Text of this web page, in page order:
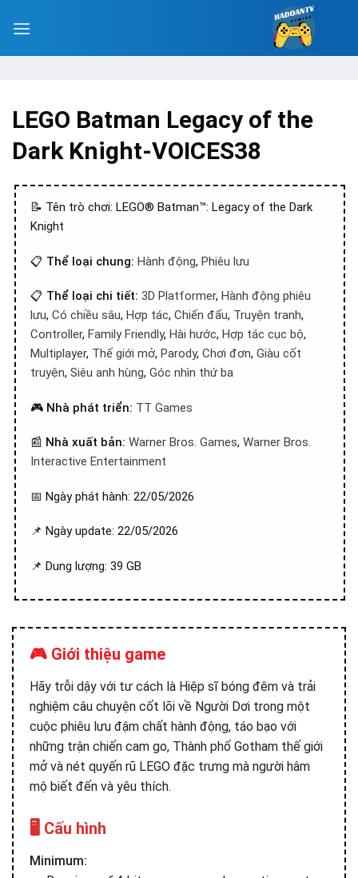
LEGO Batman Legacy of the
Dark Knight-VOICES38
📝 Tên trò chơi: LEGO® Batman™: Legacy of the Dark
Knight
📋 Thể loại chung: Hành động, Phiêu lưu
📋 Thể loại chi tiết: 3D Platformer, Hành động phiêu
lưu, Có chiều sâu, Hợp tác, Chiến đấu, Truyện tranh,
Controller, Family Friendly, Hài hước, Hợp tác cục bộ,
Multiplayer, Thế giới mở, Parody, Chơi đơn, Giàu cốt
truyện, Siêu anh hùng, Góc nhìn thứ ba
🎮 Nhà phát triển: TT Games
📰 Nhà xuất bản: Warner Bros. Games, Warner Bros.
Interactive Entertainment
📅 Ngày phát hành: 22/05/2026
📌 Ngày update: 22/05/2026
📌 Dung lượng: 39 GB
🎮 Giới thiệu game
Hãy trỗi dậy với tư cách là Hiệp sĩ bóng đêm và trải
nghiệm câu chuyện cốt lõi về Người Dơi trong một
cuộc phiêu lưu đậm chất hành động, táo bạo với
những trận chiến cam go, Thành phố Gotham thế giới
mở và nét quyến rũ LEGO đặc trưng mà người hâm
mộ biết đến và yêu thích.
🖥️ Cấu hình
Minimum: